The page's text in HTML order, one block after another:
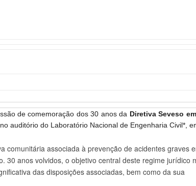
de comemoração dos 30 anos da Diretiva Seveso
auditório do Laboratório Nacional de Engenharia Civil*,
comunitária associada à prevenção de acidentes graves
30 anos volvidos, o objetivo central deste regime jurídico
das disposições associadas, bem como da sua